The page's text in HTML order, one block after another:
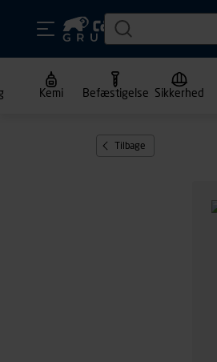
Kemi Befæstigelse Sikkerhed
Tilbage